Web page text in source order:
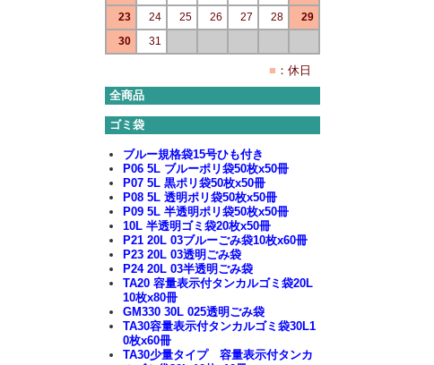
23
24 25 26 27 28
29
30
31
■ ：休日
全商品
ゴミ袋
ブルー規格袋15号ひも付き
P06 5L ブルーポリ袋50枚x50冊
P07 5L 黒ポリ袋50枚x50冊
P08 5L 透明ポリ袋50枚x50冊
P09 5L 半透明ポリ袋50枚x50冊
10L 半透明ゴミ袋20枚x50冊
P21 20L 03ブルーごみ袋10枚x60冊
P23 20L 03透明ごみ袋
P24 20L 03半透明ごみ袋
TA20 容量表示付タンカルゴミ袋20L
10枚x80冊
GM330 30L 025透明ごみ袋
TA30容量表示付タンカルゴミ袋30L1
0枚x60冊
TA30少量タイプ 容量表示付タンカ